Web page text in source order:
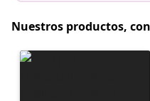
Nuestros productos,